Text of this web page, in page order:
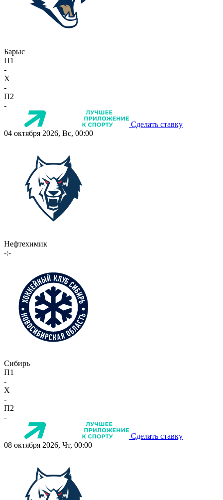
Барыс
П1
-
X
-
П2
-
Сделать ставку
04 октября 2026, Вс, 00:00
Нефтехимик
-:-
Сибирь
П1
-
X
-
П2
-
Сделать ставку
08 октября 2026, Чт, 00:00